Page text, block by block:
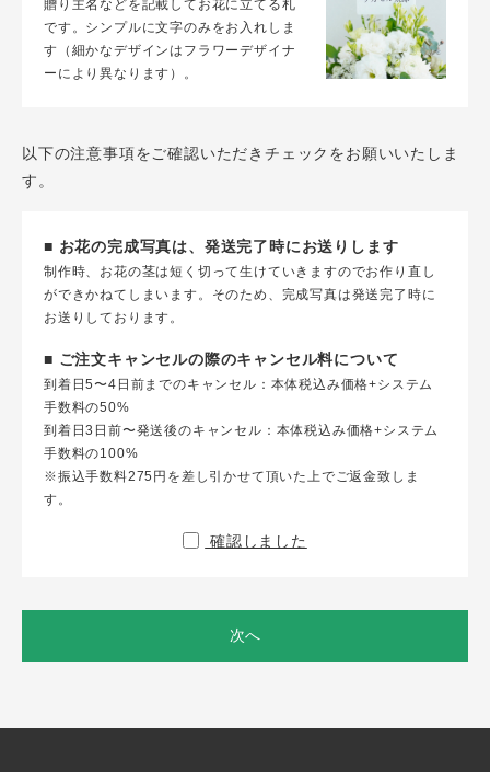
贈り主名などを記載してお花に立てる札
です。シンプルに文字のみをお入れしま
す（細かなデザインはフラワーデザイナ
ーにより異なります）。
以下の注意事項をご確認いただきチェックをお願いいたしま
す。
■ お花の完成写真は、発送完了時にお送りします
制作時、お花の茎は短く切って生けていきますのでお作り直し
ができかねてしまいます。そのため、完成写真は発送完了時に
お送りしております。
■ ご注文キャンセルの際のキャンセル料について
到着日5〜4日前までのキャンセル：本体税込み価格+システム
手数料の50%
到着日3日前〜発送後のキャンセル：本体税込み価格+システム
手数料の100%
※振込手数料275円を差し引かせて頂いた上でご返金致しま
す。
確認しました
次へ